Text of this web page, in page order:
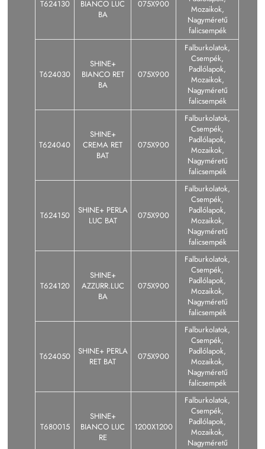
T624130
BIANCO LUC
BA
075X900
Mozaikok,
Nagyméretű
falicsempék
T624030
SHINE+
BIANCO RET
BA
075X900
Falburkolatok,
Csempék,
Padlólapok,
Mozaikok,
Nagyméretű
falicsempék
T624040
SHINE+
CREMA RET
BAT
075X900
Falburkolatok,
Csempék,
Padlólapok,
Mozaikok,
Nagyméretű
falicsempék
T624150
SHINE+ PERLA
LUC BAT
075X900
Falburkolatok,
Csempék,
Padlólapok,
Mozaikok,
Nagyméretű
falicsempék
T624120
SHINE+
AZZURR.LUC
BA
075X900
Falburkolatok,
Csempék,
Padlólapok,
Mozaikok,
Nagyméretű
falicsempék
T624050
SHINE+ PERLA
RET BAT
075X900
Falburkolatok,
Csempék,
Padlólapok,
Mozaikok,
Nagyméretű
falicsempék
T680015
SHINE+
BIANCO LUC
RE
1200X1200
Falburkolatok,
Csempék,
Padlólapok,
Mozaikok,
Nagyméretű